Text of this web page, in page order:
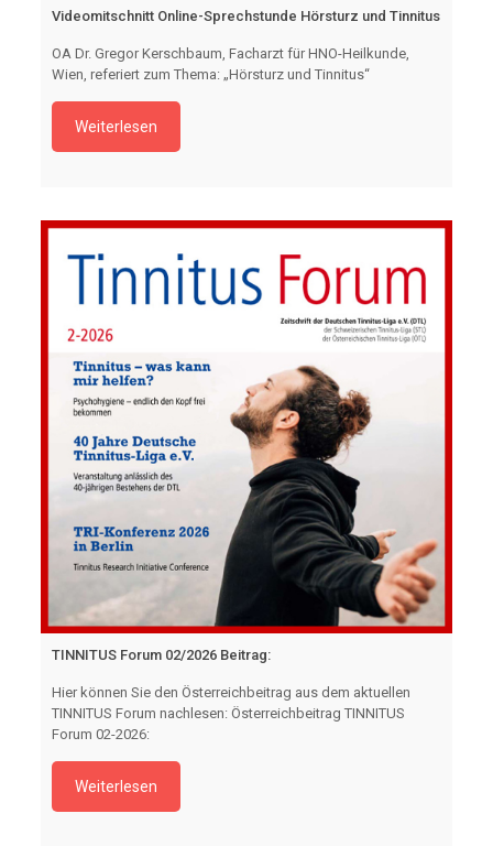
Videomitschnitt Online-Sprechstunde Hörsturz und Tinnitus
OA Dr. Gregor Kerschbaum, Facharzt für HNO-Heilkunde,
Wien, referiert zum Thema: „Hörsturz und Tinnitus“
Weiterlesen
TINNITUS Forum 02/2026 Beitrag:
Hier können Sie den Österreichbeitrag aus dem aktuellen
TINNITUS Forum nachlesen: Österreichbeitrag TINNITUS
Forum 02-2026:
Weiterlesen